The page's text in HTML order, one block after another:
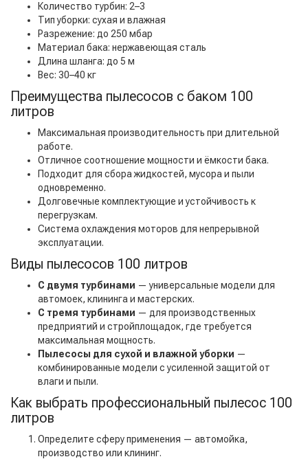
Количество турбин: 2–3
Тип уборки: сухая и влажная
Разрежение: до 250 мбар
Материал бака: нержавеющая сталь
Длина шланга: до 5 м
Вес: 30–40 кг
Преимущества пылесосов с баком 100
литров
Максимальная производительность при длительной
работе.
Отличное соотношение мощности и ёмкости бака.
Подходит для сбора жидкостей, мусора и пыли
одновременно.
Долговечные комплектующие и устойчивость к
перегрузкам.
Система охлаждения моторов для непрерывной
эксплуатации.
Виды пылесосов 100 литров
С двумя турбинами — универсальные модели для
автомоек, клининга и мастерских.
С тремя турбинами — для производственных
предприятий и стройплощадок, где требуется
максимальная мощность.
Пылесосы для сухой и влажной уборки —
комбинированные модели с усиленной защитой от
влаги и пыли.
Как выбрать профессиональный пылесос 100
литров
Определите сферу применения — автомойка,
производство или клининг.